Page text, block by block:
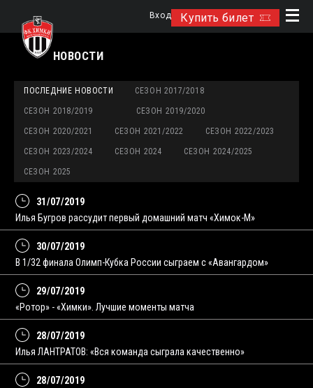
Купить билет
Вход
НОВОСТИ
ПОСЛЕДНИЕ НОВОСТИ СЕЗОН 2017/2018
СЕЗОН 2018/2019 СЕЗОН 2019/2020
СЕЗОН 2020/2021 СЕЗОН 2021/2022 СЕЗОН 2022/2023
СЕЗОН 2023/2024 СЕЗОН 2024 СЕЗОН 2024/2025
СЕЗОН 2025
31/07/2019
Илья Бугров рассудит первый домашний матч «Химок-М»
30/07/2019
В 1/32 финала Олимп-Кубка России сыграем с «Авангардом»
29/07/2019
«Ротор» - «Химки». Лучшие моменты матча
28/07/2019
Илья ЛАНТРАТОВ: «Вся команда сыграла качественно»
28/07/2019